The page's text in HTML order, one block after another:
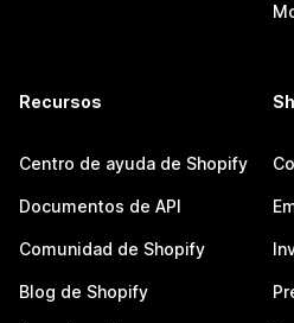
Recursos
Centro de ayuda de Shopify
Documentos de API
Comunidad de Shopify
Blog de Shopify